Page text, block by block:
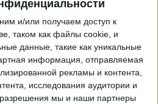
и/или получаем доступ к
таком как файлы cookie, и
данные, такие как уникальные
информация, отправляемая
рекламы и контента,
исследования аудитории и
мы и наши партнеры